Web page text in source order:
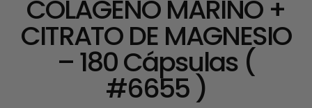
COLÁGENO MARINO +
CITRATO DE MAGNESIO
– 180 Cápsulas (
#6655 )